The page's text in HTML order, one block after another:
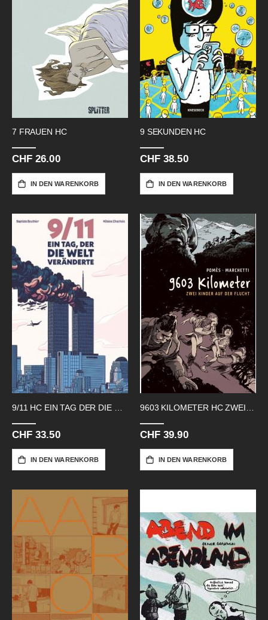
7 FRAUEN HC
CHF 26.00
IN DEN WARENKORB
9 SEKUNDEN HC
CHF 38.50
IN DEN WARENKORB
9/11 HC EIN TAG DER DIE WELT
CHF 33.50
IN DEN WARENKORB
9603 KILOMETER HC ZWEI KINDER AUF
CHF 39.90
IN DEN WARENKORB